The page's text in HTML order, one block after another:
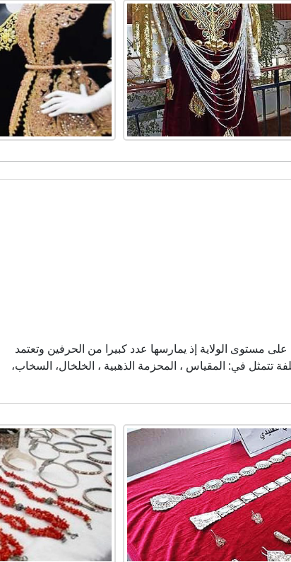
على مستوى الولاية إذ يمارسها عدد كبيرا من الحرفين وتعتمد
تتمثل في: المقياس ، المحزمة الذهبية ، الخلخال، السخاب،